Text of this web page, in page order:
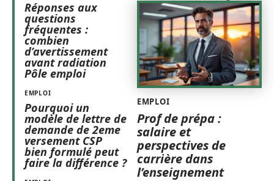
Réponses aux
questions
fréquentes :
combien
d’avertissement
avant radiation
Pôle emploi
EMPLOI
Pourquoi un
modèle de lettre de
demande de 2eme
versement CSP
bien formulé peut
faire la différence ?
EMPLOI
Prof de prépa :
salaire et
perspectives de
carrière dans
l’enseignement